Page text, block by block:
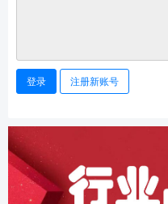
登录 注册新账号